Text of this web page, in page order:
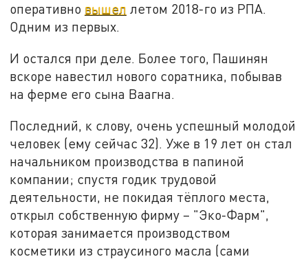
оперативно вышел летом 2018-го из РПА.
Одним из первых.
И остался при деле. Более того, Пашинян
вскоре навестил нового соратника, побывав
на ферме его сына Ваагна.
Последний, к слову, очень успешный молодой
человек (ему сейчас 32). Уже в 19 лет он стал
начальником производства в папиной
компании; спустя годик трудовой
деятельности, не покидая тёплого места,
открыл собственную фирму – "Эко-Фарм",
которая занимается производством
косметики из страусиного масла (сами